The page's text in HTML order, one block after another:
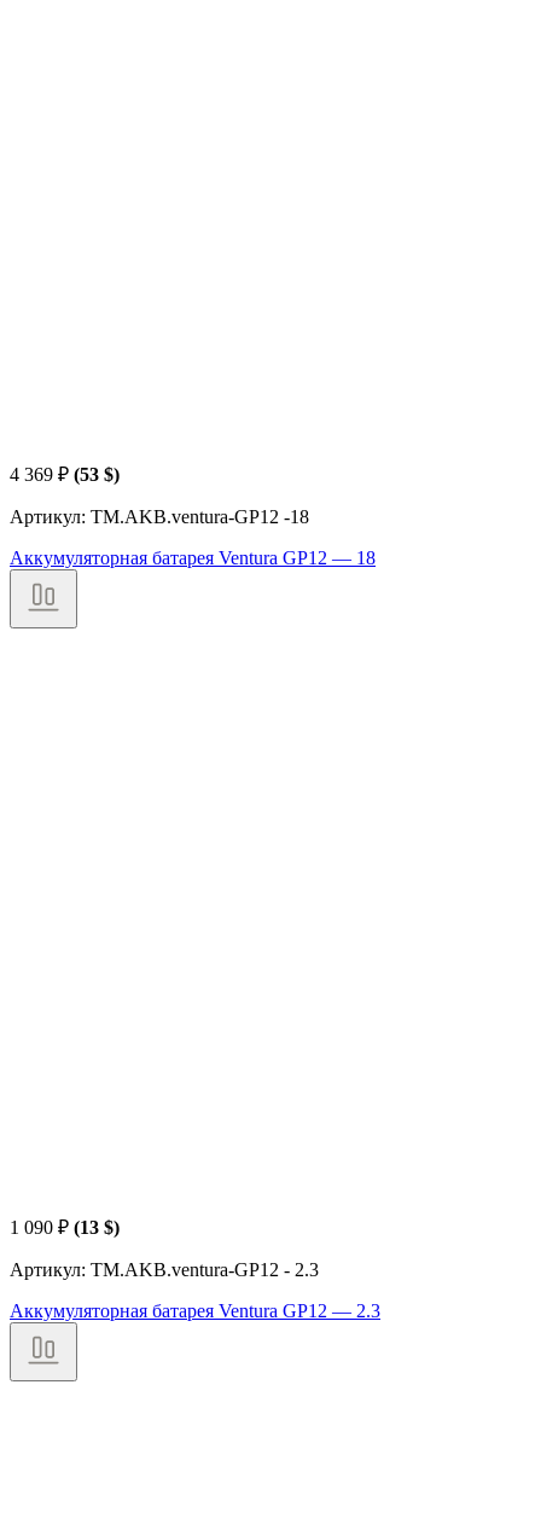
4 369 ₽ (53 $)
Артикул: TM.AKB.ventura-GP12 -18
Аккумуляторная батарея Ventura GP12 — 18
1 090 ₽ (13 $)
Артикул: TM.AKB.ventura-GP12 - 2.3
Аккумуляторная батарея Ventura GP12 — 2.3